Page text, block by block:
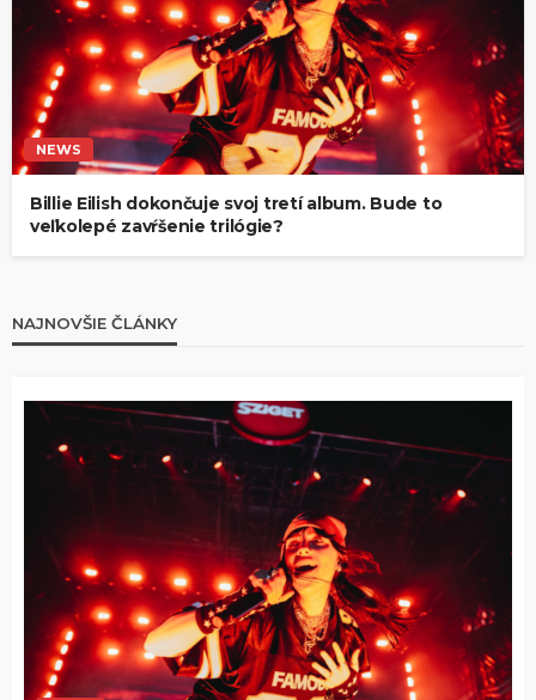
NEWS
Billie Eilish dokončuje svoj tretí album. Bude to
veľkolepé zavŕšenie trilógie?
NAJNOVŠIE ČLÁNKY